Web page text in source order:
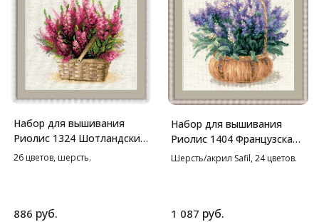
Набор для вышивания
Риолис 1324 Шотландский
вереск, 25*25 см
26 цветов, шерсть.
886 руб.
Набор для вышивания
Риолис 1404 Французская
лаванда, 25*25 см
Шерсть/акрил Safil, 24 цветов.
1 087 руб.